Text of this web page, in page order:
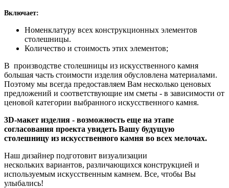
Включает:
Номенклатуру всех конструкционных элементов
столешницы.
Количество и стоимость этих элементов;
В производстве столешницы из искусственного камня
большая часть стоимости изделия обусловлена материалами.
Поэтому мы всегда предоставляем Вам несколько ценовых
предложений и соответствующие им сметы - в зависимости от
ценовой категории выбранного искусственного камня.
3D-макет изделия - возможность еще на этапе
согласования проекта увидеть Вашу будущую
столешницу из искусственного камня во всех мелочах.
Наш дизайнер подготовит визуализации
нескольких вариантов, различающихся конструкцией и
используемым искусственным камнем. Все, чтобы Вы
улыбались!